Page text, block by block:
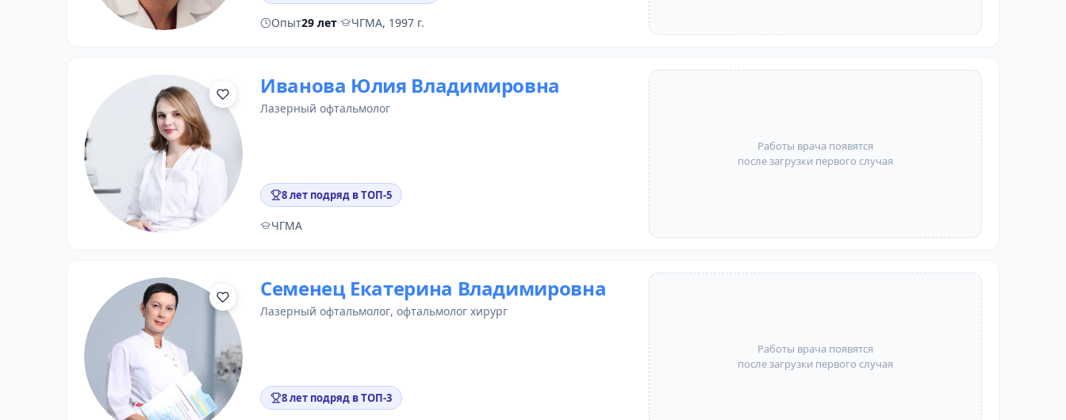
Опыт29 лет· ЧГМА, 1997 г.
Иванова Юлия Владимировна
лазерный офтальмолог
8 лет подряд в ТОП-5
ЧГМА
Работы врача появятся
после загрузки первого случая
Семенец Екатерина Владимировна
лазерный офтальмолог, офтальмолог хирург
8 лет подряд в ТОП-3
Работы врача появятся
после загрузки первого случая